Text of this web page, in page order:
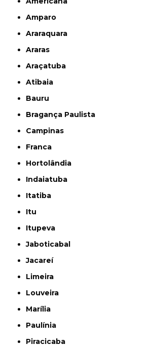
Amparo
Araraquara
Araras
Araçatuba
Atibaia
Bauru
Bragança Paulista
Campinas
Franca
Hortolândia
Indaiatuba
Itatiba
Itu
Itupeva
Jaboticabal
Jacareí
Limeira
Louveira
Marília
Paulínia
Piracicaba